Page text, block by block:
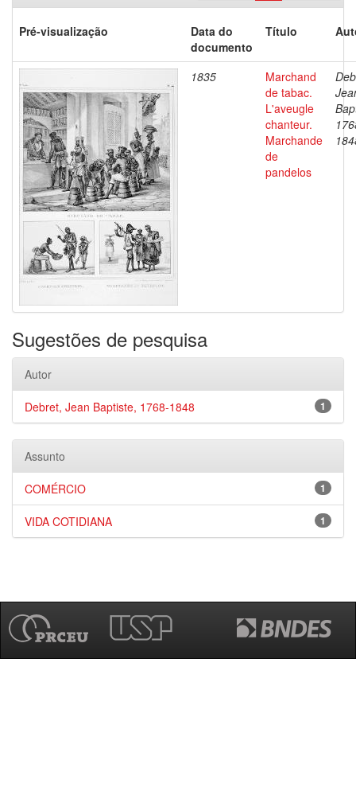
Pré-visualização
Data do
documento
Título
1835
Marchand
de tabac.
L'aveugle
chanteur.
Marchande
de
pandelos
Sugestões de pesquisa
Autor
1
Debret, Jean Baptiste, 1768-1848
Assunto
1
COMÉRCIO
1
VIDA COTIDIANA